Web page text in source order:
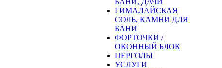
БАНИ, ДАЧИ
ГИМАЛАЙСКАЯ
СОЛЬ, КАМНИ ДЛЯ
БАНИ
ФОРТОЧКИ /
ОКОННЫЙ БЛОК
ПЕРГОЛЫ
УСЛУГИ